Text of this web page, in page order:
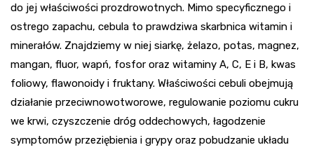
do jej właściwości prozdrowotnych. Mimo specyficznego i
ostrego zapachu, cebula to prawdziwa skarbnica witamin i
minerałów. Znajdziemy w niej siarkę, żelazo, potas, magnez,
mangan, fluor, wapń, fosfor oraz witaminy A, C, E i B, kwas
foliowy, flawonoidy i fruktany. Właściwości cebuli obejmują
działanie przeciwnowotworowe, regulowanie poziomu cukru
we krwi, czyszczenie dróg oddechowych, łagodzenie
symptomów przeziębienia i grypy oraz pobudzanie układu